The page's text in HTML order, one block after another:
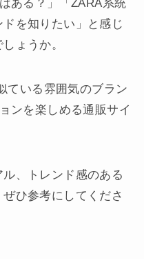
ある？」「ZARA系統
を知りたい」と感じ
ょうか。
ている雰囲気のブラン
ンを楽しめる通販サイ
、トレンド感のある
ひ参考にしてくださ